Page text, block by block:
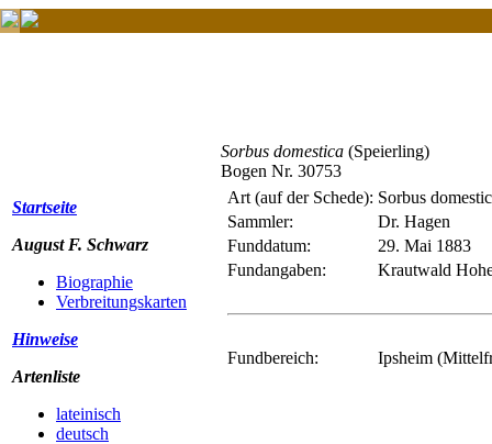
Startseite
August F. Schwarz
Biographie
Verbreitungskarten
Hinweise
Artenliste
lateinisch
deutsch
Sorbus domestica (Speierling)
Bogen Nr. 30753
Art (auf der Schede): Sorbus
Sammler:
Dr. Hagen
Funddatum:
29. Mai 1883
Fundangaben:
Krautwald
Fundbereich: Ipsheim